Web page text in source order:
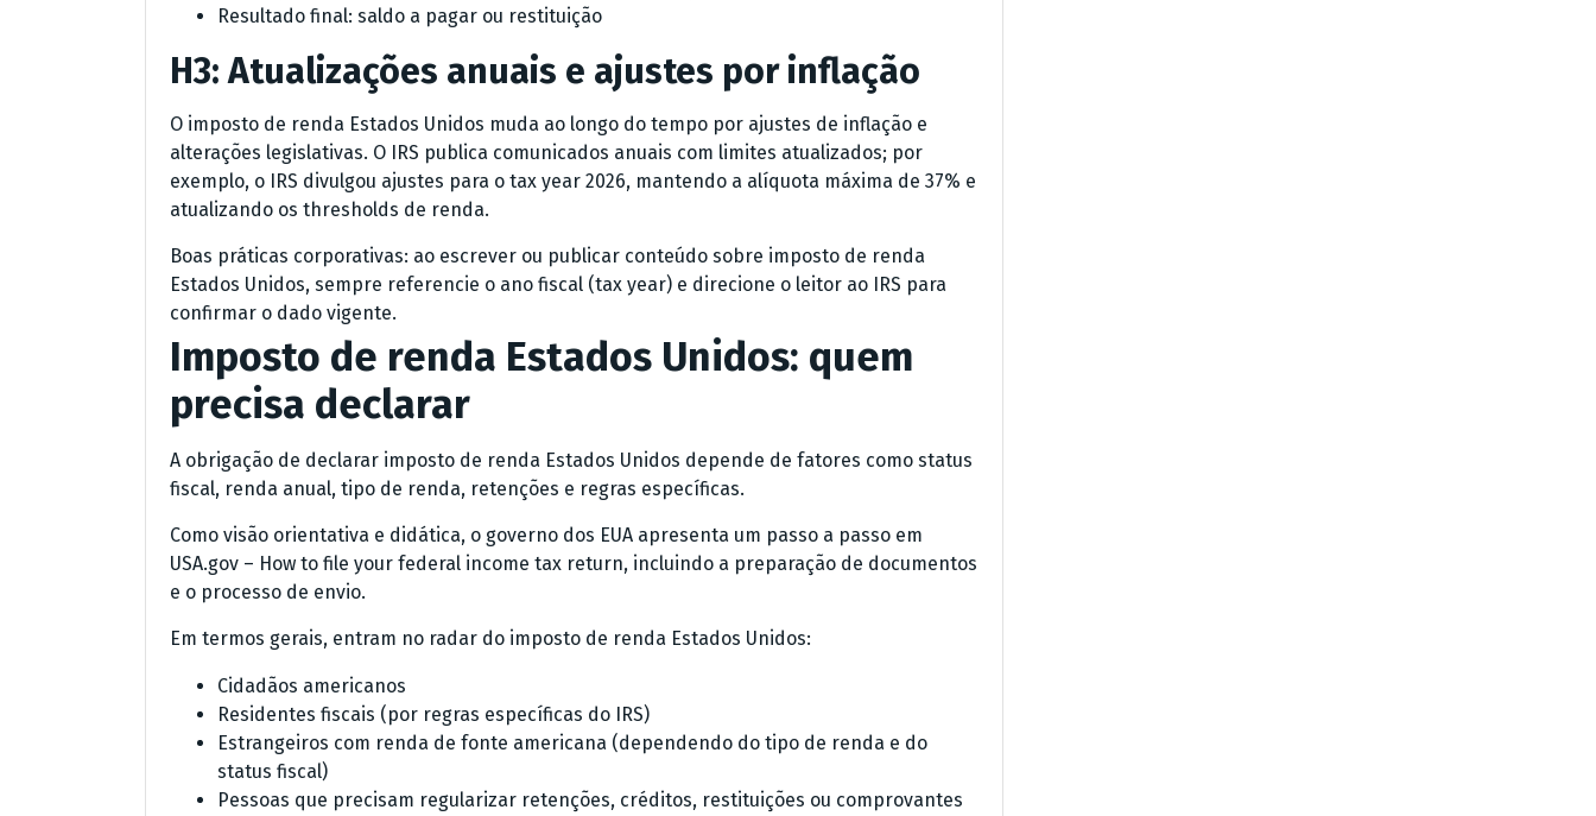
Resultado final: saldo a pagar ou restituição
H3: Atualizações anuais e ajustes por inflação
O imposto de renda Estados Unidos muda ao longo do tempo por ajustes de inflação e
alterações legislativas. O IRS publica comunicados anuais com limites atualizados; por
exemplo, o IRS divulgou ajustes para o tax year 2026, mantendo a alíquota máxima de 37% e
atualizando os thresholds de renda.
Boas práticas corporativas: ao escrever ou publicar conteúdo sobre imposto de renda
Estados Unidos, sempre referencie o ano fiscal (tax year) e direcione o leitor ao IRS para
confirmar o dado vigente.
Imposto de renda Estados Unidos: quem
precisa declarar
A obrigação de declarar imposto de renda Estados Unidos depende de fatores como status
fiscal, renda anual, tipo de renda, retenções e regras específicas.
Como visão orientativa e didática, o governo dos EUA apresenta um passo a passo em
USA.gov – How to file your federal income tax return, incluindo a preparação de documentos
e o processo de envio.
Em termos gerais, entram no radar do imposto de renda Estados Unidos:
Cidadãos americanos
Residentes fiscais (por regras específicas do IRS)
Estrangeiros com renda de fonte americana (dependendo do tipo de renda e do
status fiscal)
Pessoas que precisam regularizar retenções, créditos, restituições ou comprovantes